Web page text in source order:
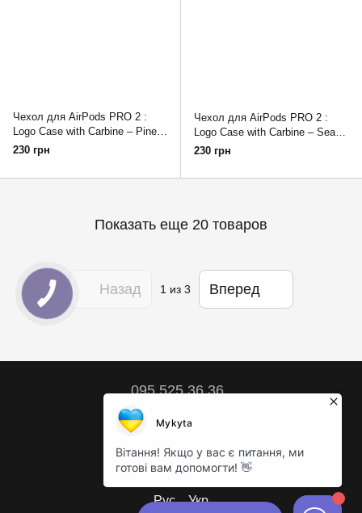
Чехол для AirPods PRO 2 :
Logo Case with Carbine – Pine
Green
230 грн
Чехол для AirPods PRO 2 :
Logo Case with Carbine – Sea
Blue
230 грн
Показать еще 20 товаров
Назад 1из 3 Вперед
095 525 36 36
Контактная информация
Полная версия сайта
© 2018 – 2026
Рус Укр